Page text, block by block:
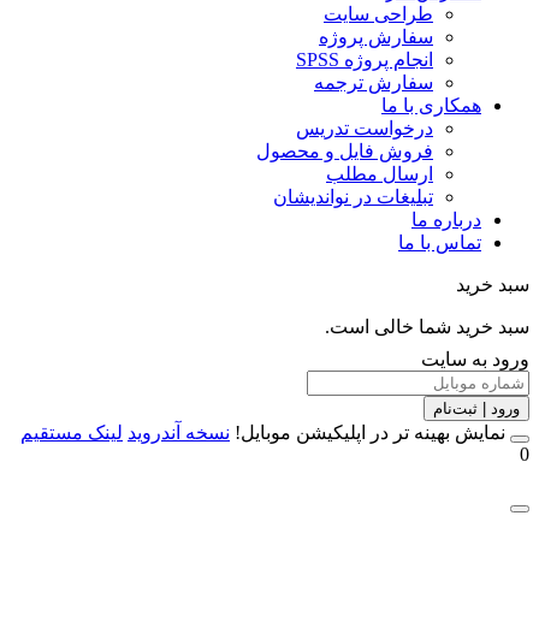
طراحی سایت
سفارش پروژه
انجام پروژه SPSS
سفارش ترجمه
همکاری با ما
درخواست تدریس
فروش فایل و محصول
ارسال مطلب
تبلیغات در نواندیشان
درباره ما
تماس با ما
خرید شما خالی است.
به سایت
| ثبت‌نام
بهینه تر در اپلیکیشن موبایل!نسخه آندروید لینک مستقیم